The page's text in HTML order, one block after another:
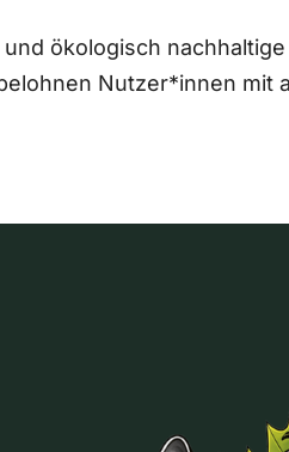
und ökologisch
Nutzer*innen mit